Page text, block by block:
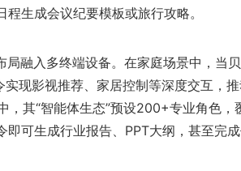
生成会议纪要模板或旅行攻略。
融入多终端设备。在家庭场景中，当
现影视推荐、家居控制等深度交互，推
，其“智能体生态”预设200+专业角色，
可生成行业报告、PPT大纲，甚至完成